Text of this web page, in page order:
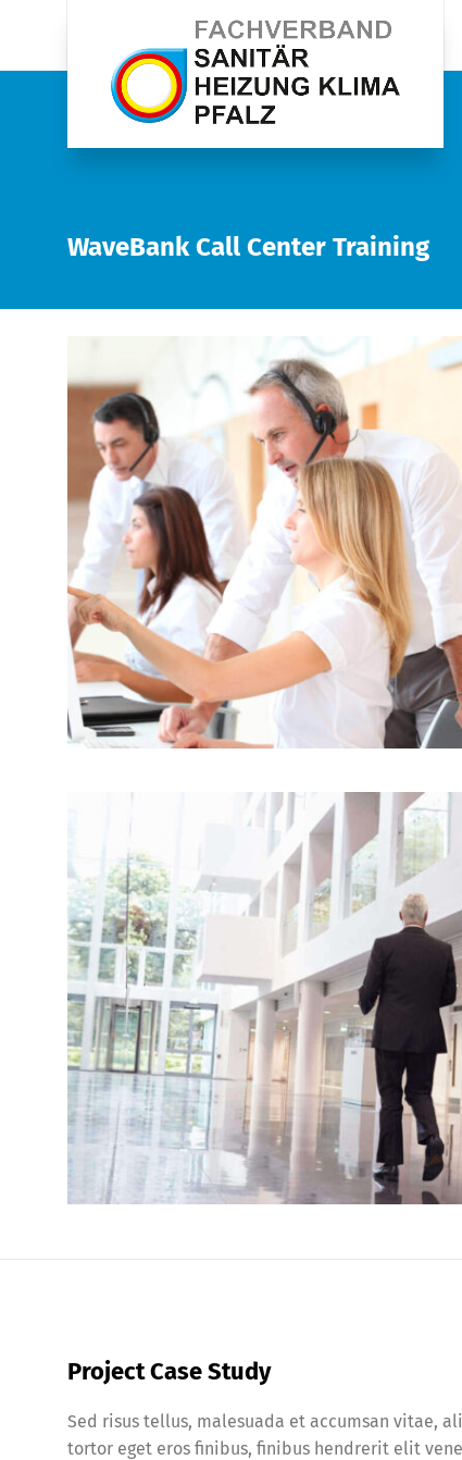
WaveBank Call Center Training
Project Case Study
Sed risus tellus, malesuada et accumsan vitae,
tortor eget eros finibus, finibus hendrerit elit